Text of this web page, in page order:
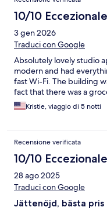
10/10 Eccezionale
3 gen 2026
Traduci con Google
Absolutely lovely studio
modern and had
fast Wi-Fi. The building
fact that there was a
Kristie, viaggio di 5 notti
Recensione verificata
10/10 Eccezionale
28 ago 2025
Traduci con Google
Jättenöjd, bästa pris